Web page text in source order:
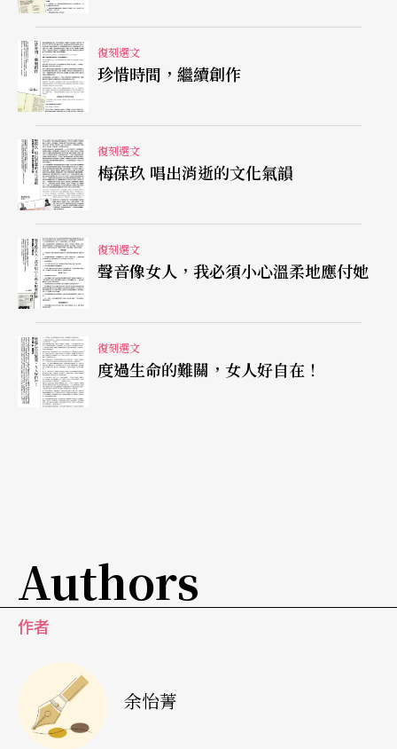
蹈。
譚：每個人都成為表演者。
格：是的，每個人都是表演者，打破歌者和舞者之
間的界限，這是很有趣的實驗。另外，如何讓歌劇
雙向互動（inter active），這個問題我還未找到答
案，也許你可以。
譚：我以前做過一個結合亞洲儀式的作品《九
歌》，我讓音樂家在舞台上有動作、唱歌，讓舞者
喊叫。
格：喔，你那時已經開始嘗試。
格：就目前來說，這是可以待的最好地方，而且紐
約的觀眾很棒。
你覺得你的音樂在哪裡演奏最自在，你最喜歡
哪裡的觀眾？美國的、歐洲的，或其他地區？
復刻選文
珍惜時間，繼續創作
復刻選文
梅葆玖 唱出消逝的文化氣韻
復刻選文
聲音像女人，我必須小心溫柔地應付她
復刻選文
度過生命的難關，女人好自在！
Authors
作者
余怡菁